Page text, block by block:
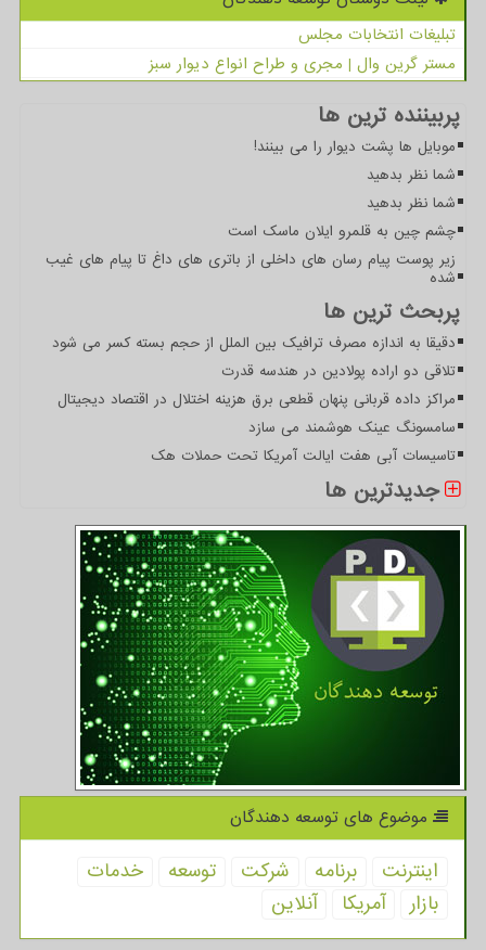
تبلیغات انتخابات مجلس
مستر گرین وال | مجری و طراح انواع دیوار سبز
پربیننده ترین ها
موبایل ها پشت دیوار را می بینند!
شما نظر بدهید
شما نظر بدهید
چشم چین به قلمرو ایلان ماسک است
زیر پوست پیام رسان های داخلی از باتری های داغ تا پیام های غیب
شده
پربحث ترین ها
دقیقا به اندازه مصرف ترافیک بین الملل از حجم بسته کسر می شود
تلاقی دو اراده پولادین در هندسه قدرت
مراکز داده قربانی پنهان قطعی برق هزینه اختلال در اقتصاد دیجیتال
سامسونگ عینک هوشمند می سازد
تاسیسات آبی هفت ایالت آمریکا تحت حملات هک
جدیدترین ها
موضوع های توسعه دهندگان
اینترنت برنامه شركت توسعه
خدمات
بازار
آمریكا آنلاین